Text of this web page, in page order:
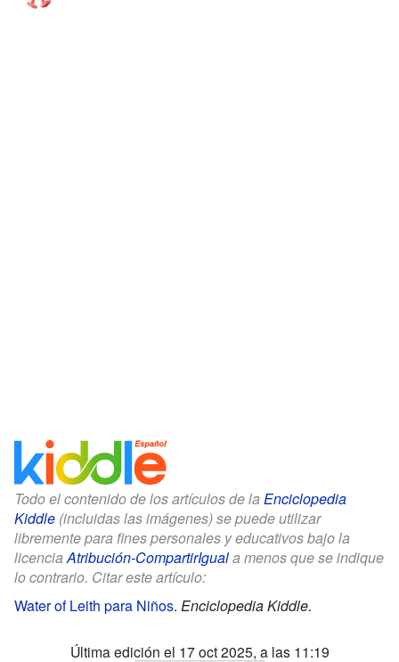
Todo el contenido de los artículos de la Enciclopedia
Kiddle (incluidas las imágenes) se puede utilizar
libremente para fines personales y educativos bajo la
licenciaAtribución-CompartirIguala menos que se indique
lo contrario. Citar este artículo:
Water of Leith para Niños. Enciclopedia Kiddle.
Última edición el 17 oct 2025, a las 11:19